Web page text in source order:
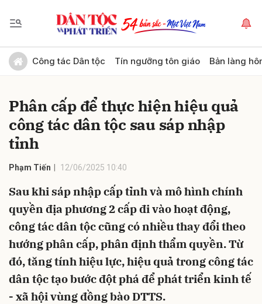
Công tác Dân tộc Tín ngưỡng tôn giáo Bản làng
Phân cấp để thực hiện hiệu quả
công tác dân tộc sau sáp nhập
tỉnh
Phạm Tiến 12/06/2025 10:40
Sau khi sáp nhập cấp tỉnh và mô hình chính
quyền địa phương 2 cấp đi vào hoạt động,
công tác dân tộc cũng có nhiều thay đổi theo
hướng phân cấp, phân định thẩm quyền. Từ
đó, tăng tính hiệu lực, hiệu quả trong công tác
dân tộc tạo bước đột phá để phát triển kinh tế
- xã hội vùng đồng bào DTTS.
Gửi bình luận